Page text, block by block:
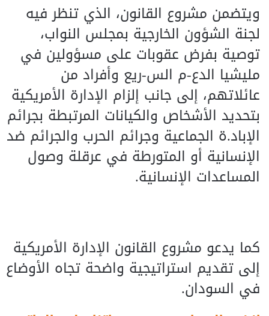
ويتضمن مشروع القانون، الذي تنظر فيه
لجنة الشؤون الخارجية بمجلس النواب،
توصية بفرض عقوبات على مسؤولين في
مليشيا الدع-م الس-ريع وأفراد من
عائلاتهم، إلى جانب إلزام الإدارة الأمريكية
بتحديد الأشخاص والكيانات المرتبطة بجرائم
الإباد.ة الجماعية وجرائم الحرب والجرائم ضد
الإنسانية أو المتورطة في عرقلة وصول
المساعدات الإنسانية.
كما يدعو مشروع القانون الإدارة الأمريكية
إلى تقديم استراتيجية واضحة تجاه الأوضاع
في السودان.